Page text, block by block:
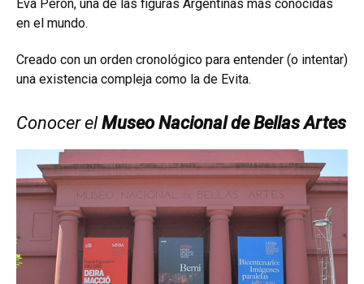
Eva Perón, una de las figuras Argentinas más conocidas
en el mundo.
Creado con un orden cronológico para entender (o intentar)
una existencia compleja como la de Evita.
Conocer elMuseo Nacional de Bellas Artes